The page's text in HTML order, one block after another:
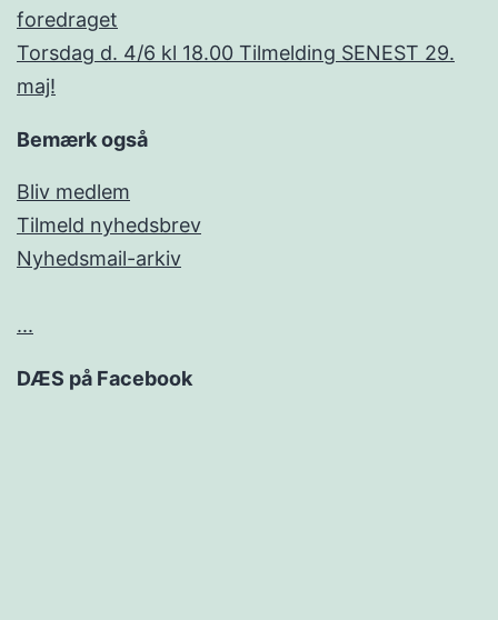
foredraget
Torsdag d. 4/6 kl 18.00 Tilmelding SENEST 29.
maj!
Bemærk også
Bliv medlem
Tilmeld nyhedsbrev
Nyhedsmail-arkiv
...
DÆS på Facebook